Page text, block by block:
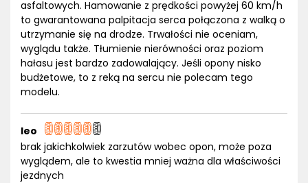
asfaltowych. Hamowanie z prędkości powyżej 60 km/h
to gwarantowana palpitacja serca połączona z walką o
utrzymanie się na drodze. Trwałości nie oceniam,
wyglądu także. Tłumienie nierówności oraz poziom
hałasu jest bardzo zadowalający. Jeśli opony nisko
budżetowe, to z reką na sercu nie polecam tego
modelu.
leo
brak jakichkolwiek zarzutów wobec opon, może poza
wyglądem, ale to kwestia mniej ważna dla właściwości
jezdnych